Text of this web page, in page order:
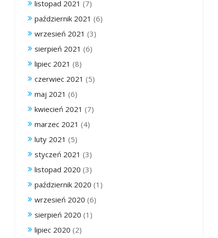
listopad 2021 (7)
październik 2021 (6)
wrzesień 2021 (3)
sierpień 2021 (6)
lipiec 2021 (8)
czerwiec 2021 (5)
maj 2021 (6)
kwiecień 2021 (7)
marzec 2021 (4)
luty 2021 (5)
styczeń 2021 (3)
listopad 2020 (3)
październik 2020 (1)
wrzesień 2020 (6)
sierpień 2020 (1)
lipiec 2020 (2)